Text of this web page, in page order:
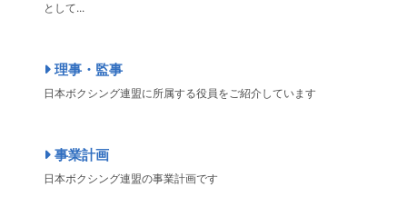
として...
理事・監事
日本ボクシング連盟に所属する役員をご紹介しています
事業計画
日本ボクシング連盟の事業計画です